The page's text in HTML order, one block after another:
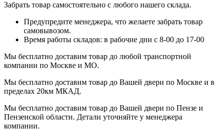
Забрать товар самостоятельно с любого нашего склада.
Предупредите менеджера, что желаете забрать товар
самовывозом.
Время работы складов: в рабочие дни с 8-00 до 17-00
Мы бесплатно доставим товар до любой транспортной
компании по Москве и МО.
Мы бесплатно доставим товар до Вашей двери по Москве и в
пределах 20км МКАД.
Мы бесплатно доставим товар до Вашей двери по Пензе и
Пензенской области. Детали уточняйте у менеджера
компании.